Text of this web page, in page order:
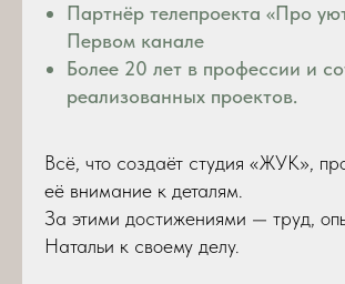
Партнёр телепроекта «Про
Первом канале
Более 20 лет в профессии и
реализованных проектов.
Всё, что создаёт студия «ЖУК»,
её внимание к деталям.
За этими достижениями — труд,
Натальи к своему делу.